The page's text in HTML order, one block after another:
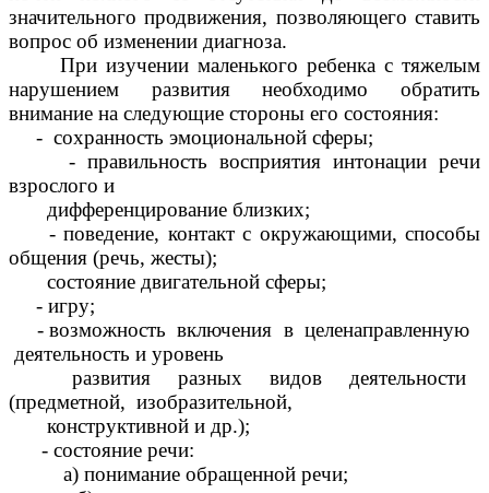
значительного продвижения, позволяющего ставить
вопрос об изменении диагноза.
При изучении маленького ребенка с тяжелым
нарушением развития необходимо обратить
внимание на следующие стороны его состояния:
- сохранность эмоциональной сферы;
- правильность восприятия интонации речи
взрослого и
дифференцирование близких;
- поведение, контакт с окружающими, способы
общения (речь, жесты);
состояние двигательной сферы;
- игру;
- возможность включения в целенаправленную
деятельность и уровень
развития разных видов деятельности
(предметной, изобразительной,
конструктивной и др.);
- состояние речи:
а) понимание обращенной речи;